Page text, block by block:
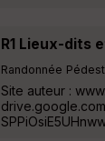
R1 Lieux-dits
Randonnée
Site auteur :